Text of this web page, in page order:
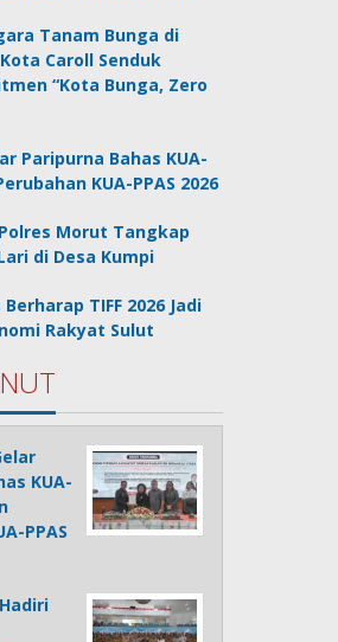
Tanam Bunga di
Caroll Senduk
“Kota Bunga, Zero
Paripurna Bahas KUA-
KUA-PPAS 2026
Morut Tangkap
di Desa Kumpi
TIFF 2026 Jadi
Rakyat Sulut
KUA-
PPAS